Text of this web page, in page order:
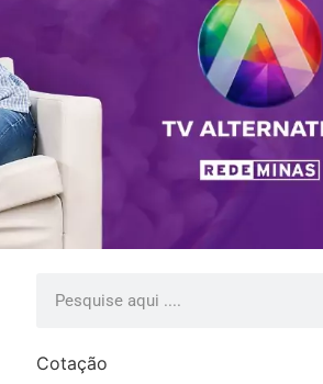
Cotação